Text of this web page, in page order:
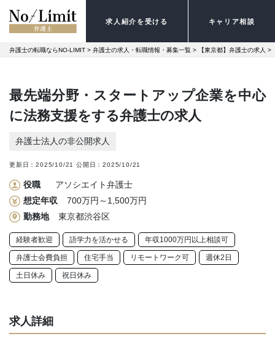
求人紹介を受ける キャリア相談
弁護士の転職ならNO-LIMIT > 弁護士の求人・転職情報・募集一覧 > 【東京都】弁護士の求人 >
最先端分野・スタートアップ企業を中心
に法務支援をする弁護士の求人
弁護士法人の非公開求人
更新日：2025/10/21 公開日：2025/10/21
役職
アソシエイト弁護士
想定年収
700万円～1,500万円
勤務地
東京都渋谷区
経験者歓迎 語学力を活かせる 年収1000万円以上相談可
弁護士会費負担 住宅手当 リモートワーク可 週休2日
土日休み 祝日休み
求人詳細